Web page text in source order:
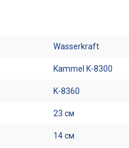
Wasserkraft
Kammel K-8300
K-8360
23 см
14 см